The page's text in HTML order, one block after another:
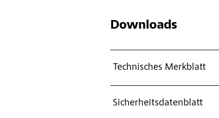
Downloads
Technisches Merkblatt
Sicherheitsdatenblatt